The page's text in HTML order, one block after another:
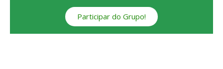
Participar do Grupo!